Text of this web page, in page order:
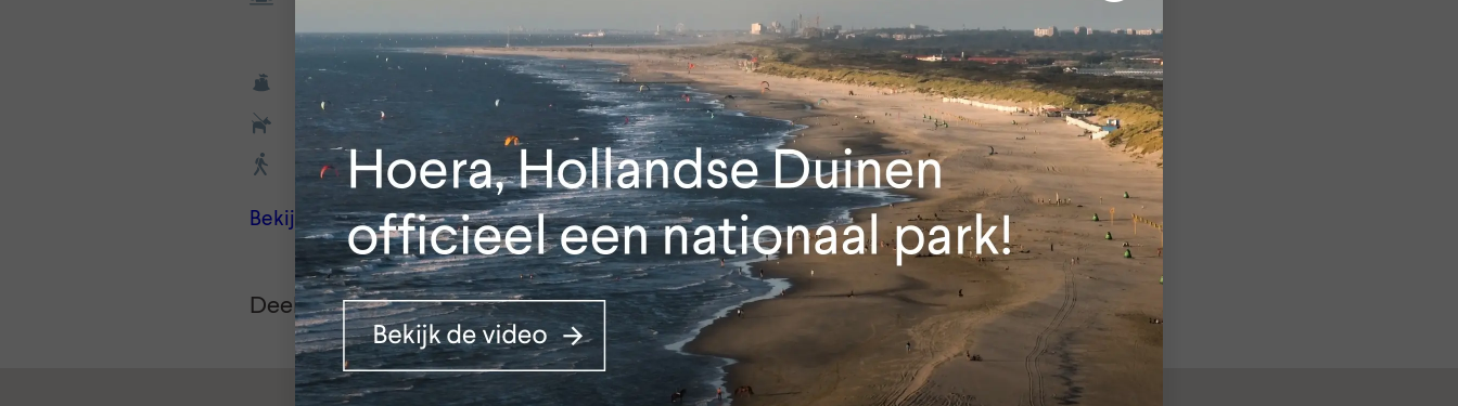
vroeg in de ochtend of tijdens het vallen van de
avond eropuit.
Neem je afval mee naar huis.
Doe je hond aan de lijn.
Blijf op de paden.
Bekijk alle tips
Deel dit bericht via: WhatsApp Facebook E-mail